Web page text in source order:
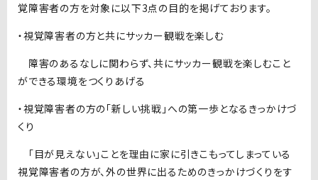
覚障害者の方を対象に以下3点の目的を掲げております。
・視覚障害者の方と共にサッカー観戦を楽しむ
障害のあるなしに関わらず、共にサッカー観戦を楽しむこと
ができる環境をつくりあげる
・視覚障害者の方の「新しい挑戦」への第一歩となるきっかけづ
くり
「目が見えない」ことを理由に家に引きこもってしまっている
視覚障害者の方が、外の世界に出るためのきっかけづくりをす